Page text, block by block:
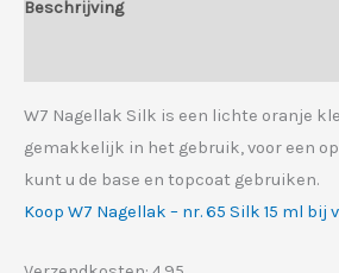
Beschrijving
W7 Nagellak Silk is een lichte oranje
gemakkelijk in het gebruik, voor een
kunt u de base en topcoat gebruiken.
Koop W7 Nagellak – nr. 65 Silk 15 ml